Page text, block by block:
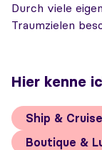
Durch viele
Traumzielen
Hier kenne
Ship & Cruise
Boutique &